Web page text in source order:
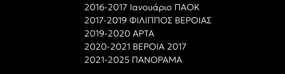
2016-2017 Ιανουάριο ΠΑΟΚ
2017-2019 ΦΙΛΙΠΠΟΣ ΒΕΡΟΙΑΣ
2019-2020 ΑΡΤΑ
2020-2021 ΒΕΡΟΙΑ 2017
2021-2025 ΠΑΝΟΡΑΜΑ